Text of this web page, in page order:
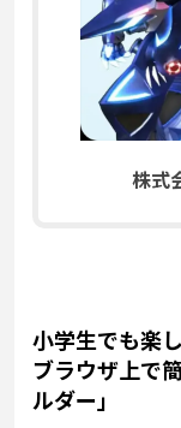
株式
小学生でも楽
ブラウザ上で
ルダー」